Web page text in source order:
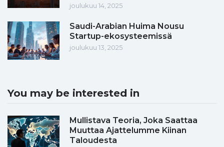
joulukuu 14, 2025
Saudi-Arabian Huima Nousu
Startup-ekosysteemissä
joulukuu 13, 2025
You may be interested in
Mullistava Teoria, Joka Saattaa
Muuttaa Ajattelumme Kiinan
Taloudesta